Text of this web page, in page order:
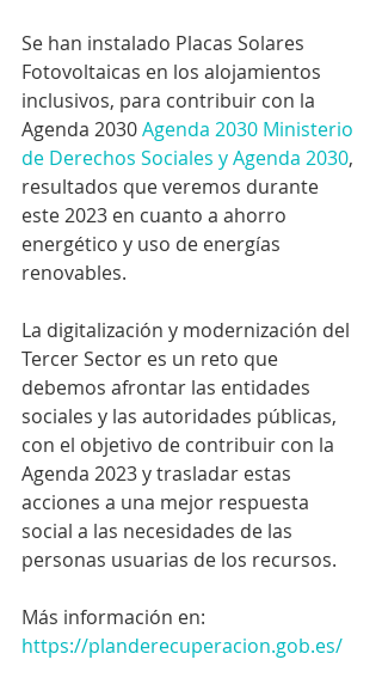
Se han instalado Placas Solares
Fotovoltaicas en los alojamientos
inclusivos, para contribuir con la
Agenda 2030 Agenda 2030 Ministerio
de Derechos Sociales y Agenda 2030,
resultados que veremos durante
este 2023 en cuanto a ahorro
energético y uso de energías
renovables.
La digitalización y modernización del
Tercer Sector es un reto que
debemos afrontar las entidades
sociales y las autoridades públicas,
con el objetivo de contribuir con la
Agenda 2023 y trasladar estas
acciones a una mejor respuesta
social a las necesidades de las
personas usuarias de los recursos.
Más información en:
https://planderecuperacion.gob.es/